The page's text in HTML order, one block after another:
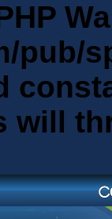
pub/
will